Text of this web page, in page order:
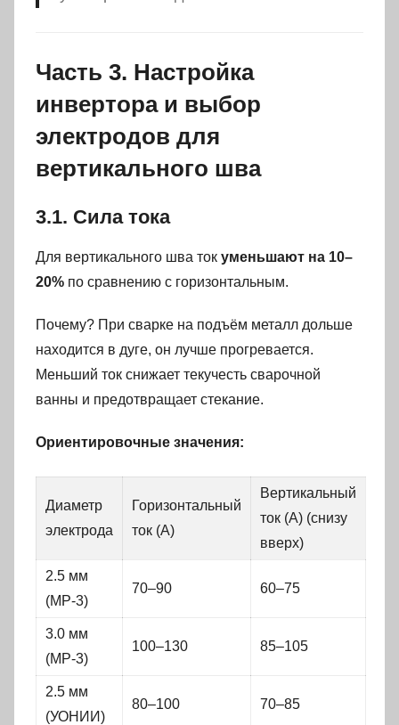
Часть 3. Настройка
инвертора и выбор
электродов для
вертикального шва
3.1. Сила тока
Для вертикального шва ток уменьшают на 10–
20% по сравнению с горизонтальным.
Почему? При сварке на подъём металл дольше
находится в дуге, он лучше прогревается.
Меньший ток снижает текучесть сварочной
ванны и предотвращает стекание.
Ориентировочные значения:
Диаметр
электрода
Горизонтальный
ток (А)
Вертикальный
ток (А) (снизу
вверх)
2.5 мм
(МР-3)
70–90 60–75
3.0 мм
(МР-3)
100–130 85–105
2.5 мм
(УОНИИ)
80–100 70–85